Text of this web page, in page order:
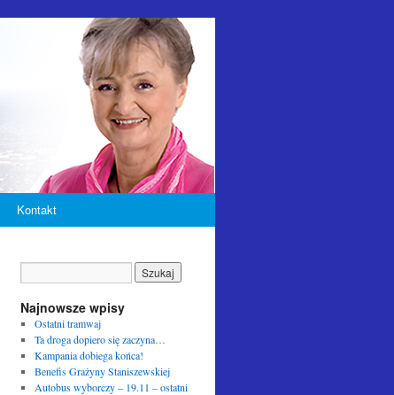
Kontakt
Najnowsze wpisy
Ostatni tramwaj
Ta droga dopiero się zaczyna…
Kampania dobiega końca!
Benefis Grażyny Staniszewskiej
Autobus wyborczy – 19.11 – ostatni